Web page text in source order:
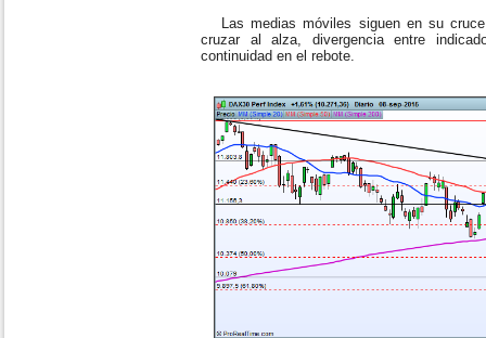
Las medias móviles siguen en su
cruzar al alza, divergencia entre
continuidad en el rebote.